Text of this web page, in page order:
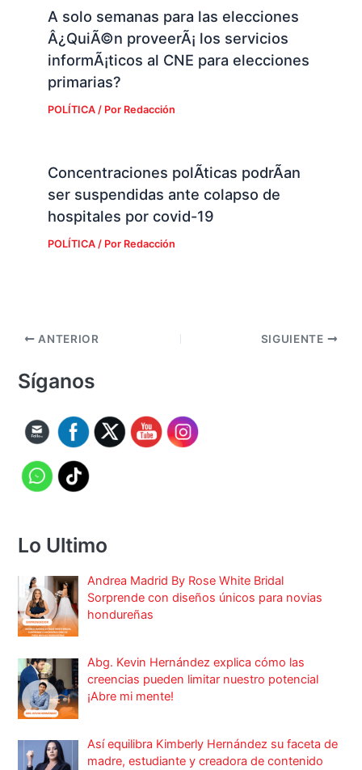
A solo semanas para las elecciones
Â¿QuiÃ©n proveerÃ¡ los servicios
informÃ¡ticos al CNE para elecciones
primarias?
POLÍTICA/ Por Redacción
Concentraciones polÃ­ticas podrÃ­an
ser suspendidas ante colapso de
hospitales por covid-19
POLÍTICA/ Por Redacción
ANTERIOR SIGUIENTE
Síganos
Lo Ultimo
Andrea Madrid By Rose White Bridal
Sorprende con diseños únicos para novias
hondureñas
Abg. Kevin Hernández explica cómo las
creencias pueden limitar nuestro potencial
¡Abre mi mente!
Así equilibra Kimberly Hernández su faceta de
madre, estudiante y creadora de contenido